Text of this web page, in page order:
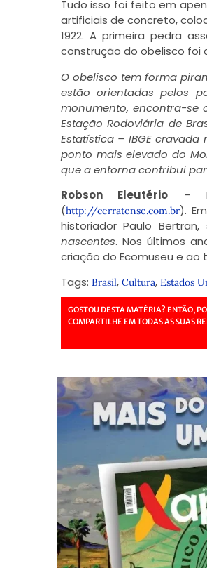
Tudo isso foi feito em
artificiais de concreto,
1922. A primeira pedra
construção do obelisco foi
O obelisco tem forma
estão orientadas pelos
monumento, encontra-se
Estação Rodoviária de
Estatística – IBGE
ponto mais elevado do
que a entorna contribui
Robson Eleutério –
(http://cerratense.com.br).
historiador Paulo
nascentes. Nos últimos
criação do Ecomuseu e
Tags: Brasil, Cultura, Estados
GOSTOU DESTA MATÉRIA? ENTÃO,
COMPARTILHE EM TODAS AS SUAS